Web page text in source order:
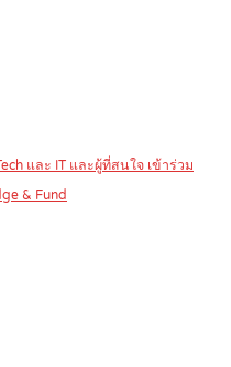
และ IT และผู้ที่สนใจ เข้าร่วม
& Fund